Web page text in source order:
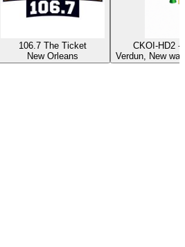
106.7 The Ticket
New Orleans
CKOI-HD2 -
Verdun, New